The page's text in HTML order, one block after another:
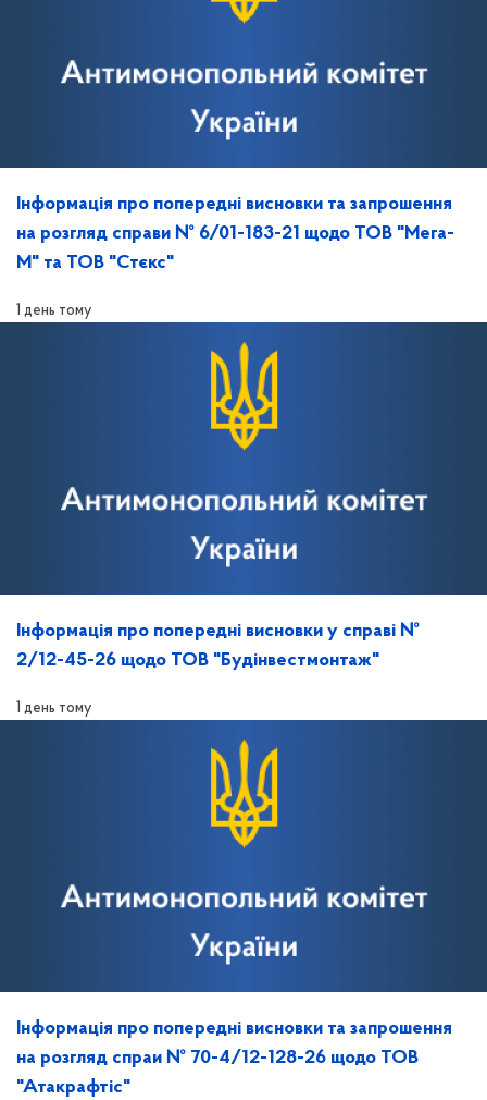
Інформація про попередні висновки та запрошення
на розгляд справи № 6/01-183-21 щодо ТОВ "Мега-
М" та ТОВ "Стєкс"
1 день тому
Інформація про попередні висновки у справі №
2/12-45-26 щодо ТОВ "Будінвестмонтаж"
1 день тому
Інформація про попередні висновки та запрошення
на розгляд спраи № 70-4/12-128-26 щодо ТОВ
"Атакрафтіс"